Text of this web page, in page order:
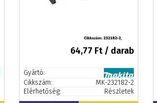
64,77 Ft / darab
Gyártó:
Cikkszám:
MK-232182-2
Elérhetőség:
Részletek